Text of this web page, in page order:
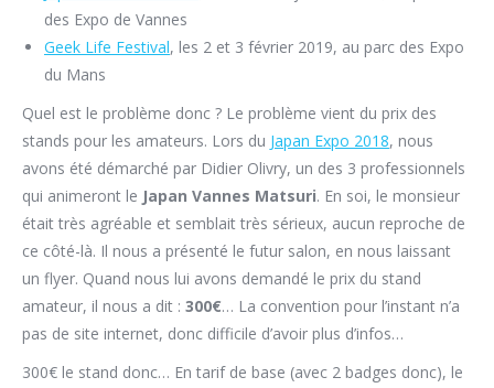
des Expo de Vannes
Geek Life Festival, les 2 et 3 février 2019, au parc des Expo
du Mans
Quel est le problème donc ? Le problème vient du prix des
stands pour les amateurs. Lors du Japan Expo 2018, nous
avons été démarché par Didier Olivry, un des 3 professionnels
qui animeront le Japan Vannes Matsuri. En soi, le monsieur
était très agréable et semblait très sérieux, aucun reproche de
ce côté-là. Il nous a présenté le futur salon, en nous laissant
un flyer. Quand nous lui avons demandé le prix du stand
amateur, il nous a dit : 300€… La convention pour l’instant n’a
pas de site internet, donc difficile d’avoir plus d’infos…
300€ le stand donc… En tarif de base (avec 2 badges donc), le